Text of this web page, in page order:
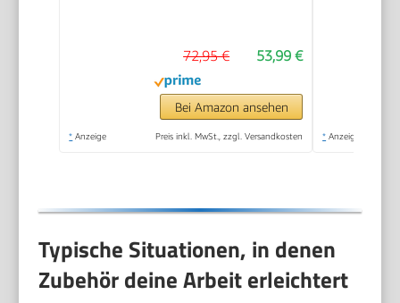
ergonomischer Griff,
ohne Akku)
53,99 €
72,95 €
Bei Amazon ansehen
* Anzeige Preis inkl. MwSt., zzgl. Versandkosten * Anzeige
Typische Situationen, in denen
Zubehör deine Arbeit erleichtert